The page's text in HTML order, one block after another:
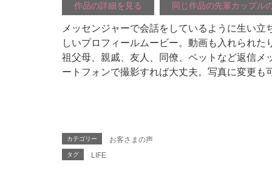
作品の詳細を見る 同じ作品の先輩カップル
メッセンジャーで会話をしているように生い
しいプロフィールムービー。動画も入れられ
祖父母、親戚、友人、同僚、ペットなど返信
ートフォンで撮影すれば大丈夫。写真に変更も
カテゴリー お客さまの声
タグ LIFE